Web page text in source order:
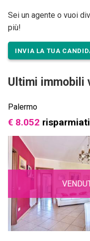
Sei un agente o vuoi
più!
INVIA LA TUA
Ultimi immobili
Palermo
€ 8.052 risparmiati